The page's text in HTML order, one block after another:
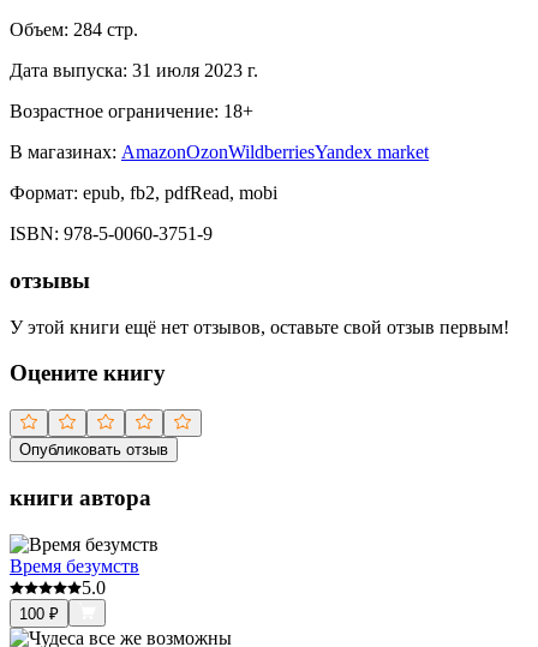
Объем: 284 стр.
Дата выпуска: 31 июля 2023 г.
Возрастное ограничение: 18+
В магазинах: AmazonOzonWildberriesYandex market
Формат: epub, fb2, pdfRead, mobi
ISBN: 978-5-0060-3751-9
отзывы
У этой книги ещё нет отзывов, оставьте свой отзыв первым!
Оцените книгу
Опубликовать отзыв
книги автора
Время безумств
5.0
100 ₽